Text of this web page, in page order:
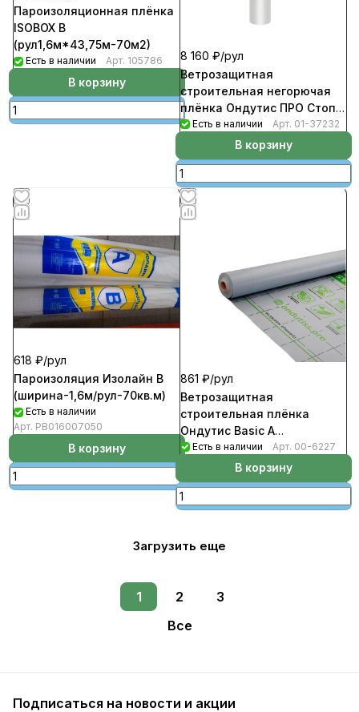
Пароизоляционная плёнка
ISOBOX B
(рул1,6м*43,75м-70м2)
Есть в наличии Арт. 105786
В корзину
8 160 ₽/рул
Ветрозащитная
строительная негорючая
плёнка Ондутис ПРО Стоп
Файер
(рул1,27м*59м.п-75кв.м)
Есть в наличии Арт. 01-37232
В корзину
618 ₽/рул
Пароизоляция Изолайн В
(ширина-1,6м/рул-70кв.м)
Есть в наличии
Арт. PB016007050
В корзину
861 ₽/рул
Ветрозащитная
строительная плёнка
Ондутис Basic A
(рул1,5м*33,33м.п-50кв.м)
Есть в наличии Арт. 00-6227
В корзину
Загрузить еще
1 2
3
Все
Подписаться на новости и акции